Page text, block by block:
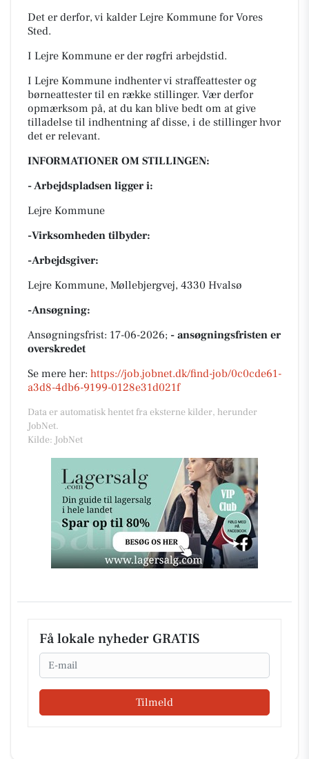
Det er derfor, vi kalder Lejre Kommune forVores
Sted.
I Lejre Kommune er der røgfri arbejdstid.
I Lejre Kommune indhenter vi straffeattester og
børneattester til en række stillinger. Vær derfor
opmærksom på, at du kan blive bedt om at give
tilladelse til indhentning af disse, i de stillinger hvor
det er relevant.
INFORMATIONER OM STILLINGEN:
- Arbejdspladsen ligger i:
Lejre Kommune
-Virksomheden tilbyder:
-Arbejdsgiver:
Lejre Kommune, Møllebjergvej, 4330 Hvalsø
-Ansøgning:
Ansøgningsfrist: 17-06-2026; - ansøgningsfristen er
overskredet
Se mere her: https://job.jobnet.dk/find-job/0c0cde61-
a3d8-4db6-9199-0128e31d021f
Data er automatisk hentet fra eksterne kilder, herunder
JobNet.
Kilde: JobNet
Få lokale nyheder GRATIS
Email
Tilmeld